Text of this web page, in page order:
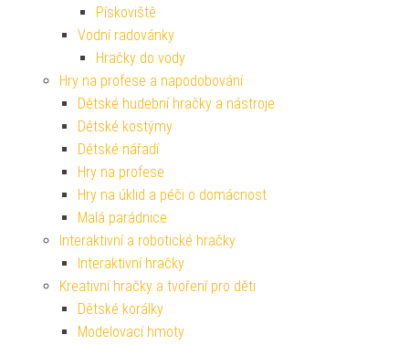
Pískoviště
Vodní radovánky
Hračky do vody
Hry na profese a napodobování
Dětské hudební hračky a nástroje
Dětské kostýmy
Dětské nářadí
Hry na profese
Hry na úklid a péči o domácnost
Malá parádnice
Interaktivní a robotické hračky
Interaktivní hračky
Kreativní hračky a tvoření pro děti
Dětské korálky
Modelovací hmoty